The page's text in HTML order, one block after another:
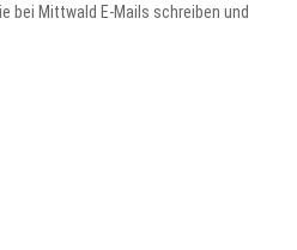
bei Mittwald E-Mails schreiben und